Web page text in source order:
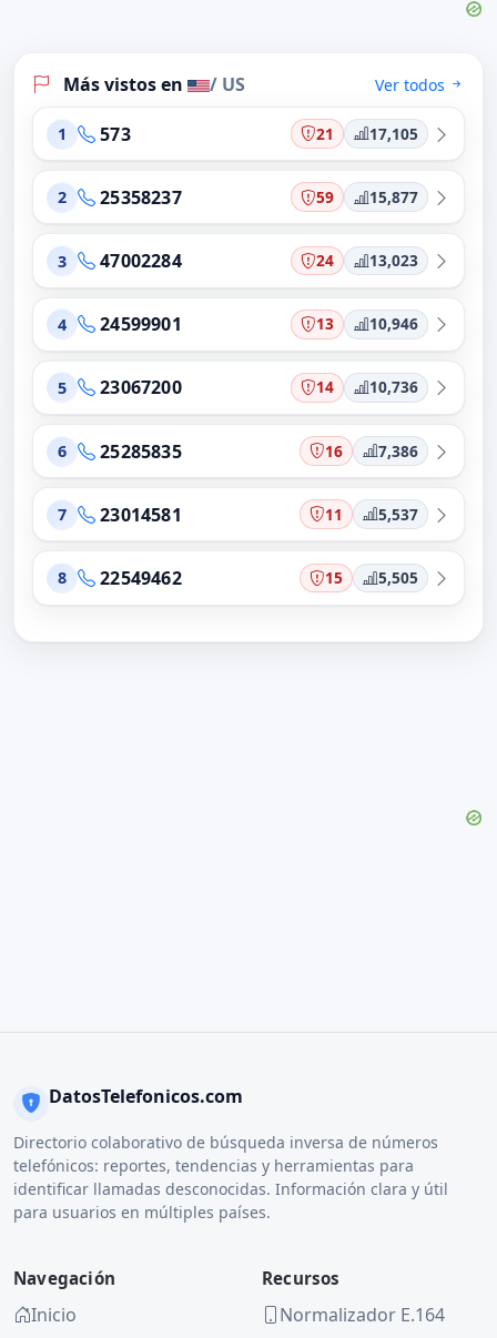
Más vistos en / US Ver todos
1 573 21 17,105
2 25358237 59 15,877
3 47002284 24 13,023
4 24599901 13 10,946
5 23067200 14 10,736
6 25285835 16 7,386
7 23014581 11 5,537
8 22549462 15 5,505
DatosTelefonicos.com
Directorio colaborativo de búsqueda inversa de números
telefónicos: reportes, tendencias y herramientas para
identificar llamadas desconocidas. Información clara y útil
para usuarios en múltiples países.
Navegación
Inicio
Recursos
Normalizador E.164